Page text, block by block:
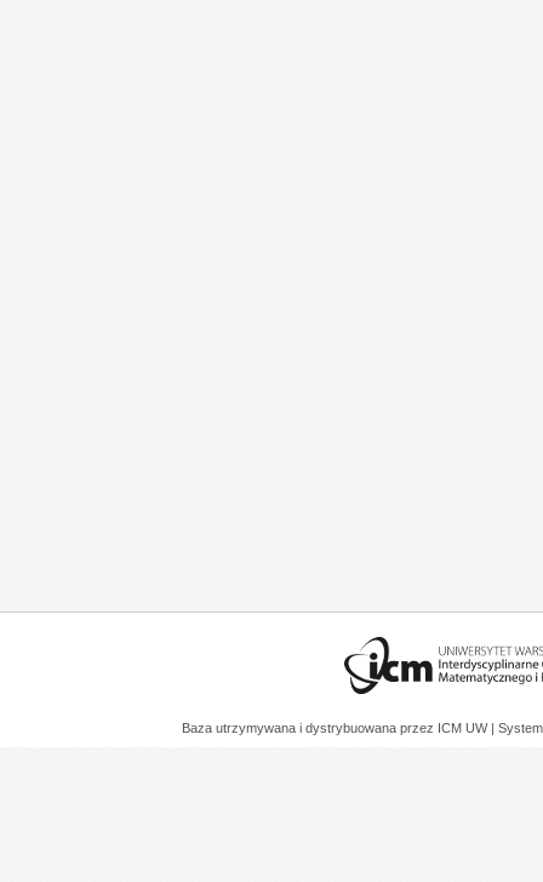
Baza utrzymywana i dystrybuowana przez ICM UW |